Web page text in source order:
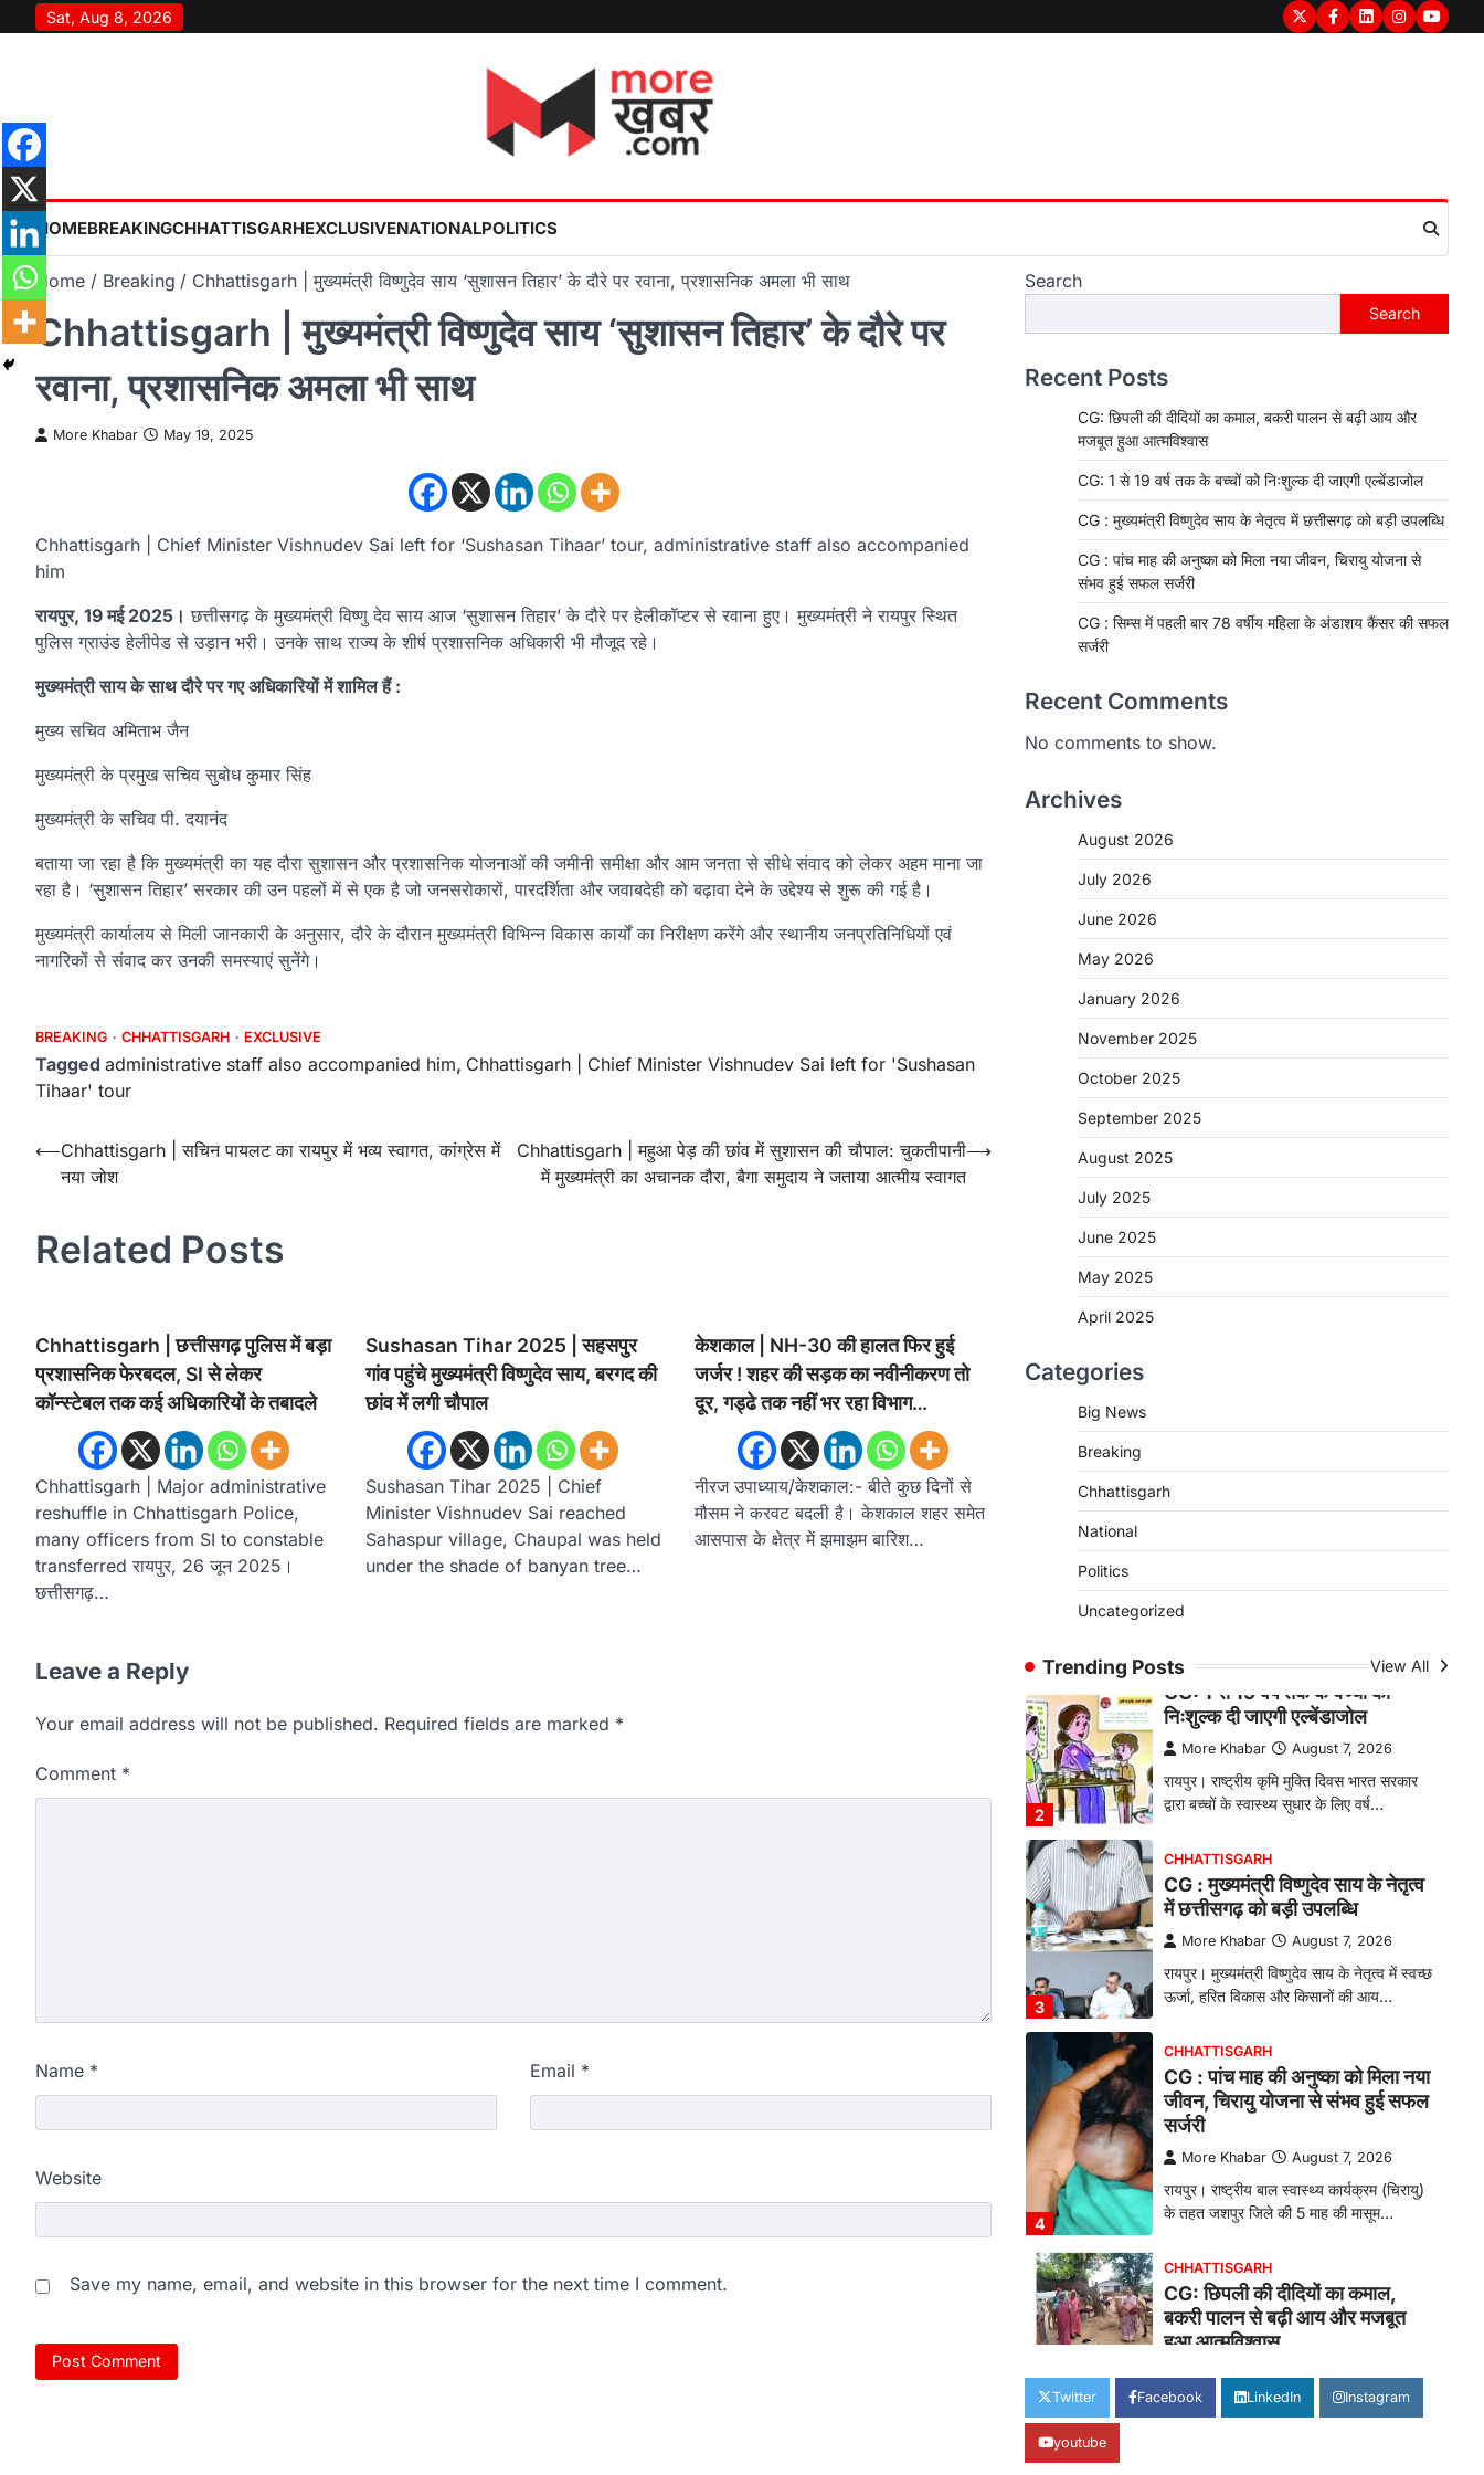
to
Sat, Aug 8, 2026
TwitterFacebook
LinkedInInstagram
HOMEBREAKINGCHHATTISGARHEXCLUSIVENATIONALPOLITICS
Home Breaking Chhattisgarh | मुख्यमंत्री विष्णुदेव साय ‘सुशासन तिहार’ के दौरे पर रवाना, प्रशासनिक अमला भी साथ
Chhattisgarh | मुख्यमंत्री विष्णुदेव साय ‘सुशासन तिहार’ के दौरे पर
रवाना, प्रशासनिक अमला भी साथ
More Khabar May 19, 2025
Chhattisgarh | Chief Minister Vishnudev Sai left for ‘Sushasan Tihaar’ tour, administrative staff also accompanied
him
रायपुर, 19 मई 2025। छत्तीसगढ़ के मुख्यमंत्री विष्णु देव साय आज ‘सुशासन तिहार’ के दौरे पर हेलीकॉप्टर से रवाना हुए। मुख्यमंत्री ने रायपुर स्थित
पुलिस ग्राउंड हेलीपेड से उड़ान भरी। उनके साथ राज्य के शीर्ष प्रशासनिक अधिकारी भी मौजूद रहे।
मुख्यमंत्री साय के साथ दौरे पर गए अधिकारियों में शामिल हैं :
मुख्य सचिव अमिताभ जैन
मुख्यमंत्री के प्रमुख सचिव सुबोध कुमार सिंह
मुख्यमंत्री के सचिव पी. दयानंद
बताया जा रहा है कि मुख्यमंत्री का यह दौरा सुशासन और प्रशासनिक योजनाओं की जमीनी समीक्षा और आम जनता से सीधे संवाद को लेकर अहम माना जा
रहा है। ‘सुशासन तिहार’ सरकार की उन पहलों में से एक है जो जनसरोकारों, पारदर्शिता और जवाबदेही को बढ़ावा देने के उद्देश्य से शुरू की गई है।
मुख्यमंत्री कार्यालय से मिली जानकारी के अनुसार, दौरे के दौरान मुख्यमंत्री विभिन्न विकास कार्यों का निरीक्षण करेंगे और स्थानीय जनप्रतिनिधियों एवं
नागरिकों से संवाद कर उनकी समस्याएं सुनेंगे।
BREAKING CHHATTISGARH EXCLUSIVE
Tagged administrative staff also accompanied him, Chhattisgarh | Chief Minister Vishnudev Sai left for 'Sushasan
Tihaar' tour
Post
navigation
⟵Chhattisgarh | सचिन पायलट का रायपुर में भव्य स्वागत, कांग्रेस में
नया जोश
Chhattisgarh | महुआ पेड़ की छांव में सुशासन की चौपाल: चुकतीपानी
में मुख्यमंत्री का अचानक दौरा, बैगा समुदाय ने जताया आत्मीय स्वागत
⟶
Related Posts
Chhattisgarh | छत्तीसगढ़ पुलिस में बड़ा
प्रशासनिक फेरबदल, SI से लेकर
कॉन्स्टेबल तक कई अधिकारियों के तबादले
Chhattisgarh | Major administrative
reshuffle in Chhattisgarh Police,
many officers from SI to constable
transferred रायपुर, 26 जून 2025।
छत्तीसगढ़…
Sushasan Tihar 2025 | सहसपुर
गांव पहुंचे मुख्यमंत्री विष्णुदेव साय, बरगद की
छांव में लगी चौपाल
Sushasan Tihar 2025 | Chief
Minister Vishnudev Sai reached
Sahaspur village, Chaupal was held
under the shade of banyan tree…
केशकाल | NH-30 की हालत फिर हुई
जर्जर ! शहर की सड़क का नवीनीकरण तो
दूर, गड्ढे तक नहीं भर रहा विभाग…
नीरज उपाध्याय/केशकाल:- बीते कुछ दिनों से
मौसम ने करवट बदली है। केशकाल शहर समेत
आसपास के क्षेत्र में झमाझम बारिश…
Leave a Reply
Your email address will not be published. Required fields are marked *
Comment *
Name * Email *
Website
Save my name, email, and website in this browser for the next time I comment.
Search
Search
Recent Posts
CG: छिपली की दीदियों का कमाल, बकरी पालन से बढ़ी आय और
मजबूत हुआ आत्मविश्वास
CG: 1 से 19 वर्ष तक के बच्चों को निःशुल्क दी जाएगी एल्बेंडाजोल
CG : मुख्यमंत्री विष्णुदेव साय के नेतृत्व में छत्तीसगढ़ को बड़ी उपलब्धि
CG : पांच माह की अनुष्का को मिला नया जीवन, चिरायु योजना से
संभव हुई सफल सर्जरी
CG : सिम्स में पहली बार 78 वर्षीय महिला के अंडाशय कैंसर की सफल
सर्जरी
Recent Comments
No comments to show.
Archives
August 2026
July 2026
June 2026
May 2026
January 2026
November 2025
October 2025
September 2025
August 2025
July 2025
June 2025
May 2025
April 2025
Categories
Big News
Breaking
Chhattisgarh
National
Politics
Uncategorized
Trending Posts View All
CHHATTISGARH
निःशुल्क दी जाएगी एल्बेंडाजोल
CHHATTISGARH
CG : मुख्यमंत्री विष्णुदेव साय के नेतृत्व
में छत्तीसगढ़ को बड़ी उपलब्धि
More Khabar
रायपुर। मुख्यमंत्री विष्णुदेव साय के नेतृत्व में स्वच्छ
ऊर्जा, हरित विकास और किसानों की आय…
CG : पांच माह की अनुष्का को मिला नया
CG: छिपली की दीदियों का कमाल,
बकरी पालन से बढ़ी आय और मजबूत
More Khabar August 7, 2026
रायपुर। ग्रामीण महिलाओं को आर्थिक रूप से
सशक्त बनाने की दिशा में जिले के नगरी…
2
CHHATTISGARH
CG: 1 से 19 वर्ष तक के बच्चों को
निःशुल्क दी जाएगी एल्बेंडाजोल
More Khabar August 7, 2026
रायपुर। राष्ट्रीय कृमि मुक्ति दिवस भारत सरकार
द्वारा बच्चों के स्वास्थ्य सुधार के लिए वर्ष…
3
CHHATTISGARH
CG : मुख्यमंत्री विष्णुदेव साय के नेतृत्व
में छत्तीसगढ़ को बड़ी उपलब्धि
More Khabar August 7, 2026
रायपुर। मुख्यमंत्री विष्णुदेव साय के नेतृत्व में स्वच्छ
ऊर्जा, हरित विकास और किसानों की आय…
4
CHHATTISGARH
CG : पांच माह की अनुष्का को मिला नया
जीवन, चिरायु योजना से संभव हुई सफल
सर्जरी
More Khabar August 7, 2026
रायपुर। राष्ट्रीय बाल स्वास्थ्य कार्यक्रम (चिरायु)
के तहत जशपुर जिले की 5 माह की मासूम…
1
CHHATTISGARH
CG: छिपली की दीदियों का कमाल,
बकरी पालन से बढ़ी आय और मजबूत
हुआ आत्मविश्वास
More Khabar August 7, 2026
रायपुर। ग्रामीण महिलाओं को आर्थिक रूप से
Twitter Facebook LinkedIn Instagram
youtube